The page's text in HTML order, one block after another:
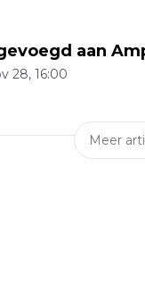
aan
28, 16:00
Meer